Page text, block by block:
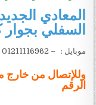
السفلي بجوار
موبايل : – 01211116962 – 01211116959
الرقم